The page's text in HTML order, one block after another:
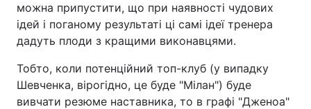
можна припустити, що при наявності чудових
ідей і поганому результаті ці самі ідеї тренера
дадуть плоди з кращими виконавцями.
Тобто, коли потенційний топ-клуб (у випадку
Шевченка, вірогідно, це буде "Мілан") буде
вивчати резюме наставника, то в графі "Дженоа"